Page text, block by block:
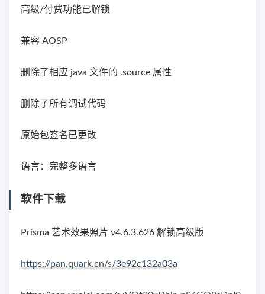
高级/付费功能已解锁
兼容 AOSP
删除了相应 java 文件的 .source 属性
删除了所有调试代码
原始包签名已更改
语言：完整多语言
软件下载
Prisma 艺术效果照片 v4.6.3.626 解锁高级版
https://pan.quark.cn/s/3e92c132a03a